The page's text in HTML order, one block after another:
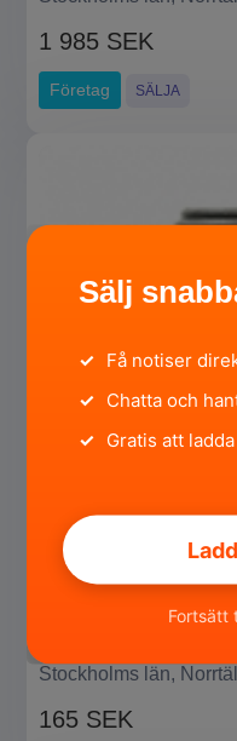
1 985 SEK
Företag SÄLJA
Stockholms län,
165 SEK
Sälj
✓ Få notiser
✓ Chatta och
✓ Gratis att
Fortsätt